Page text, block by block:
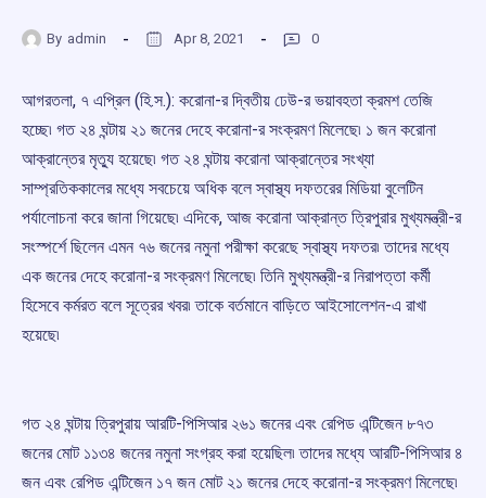
By admin Apr 8, 2021 0
আগরতলা, ৭ এপ্রিল (হি.স.): করোনা-র দ্বিতীয় ঢেউ-র ভয়াবহতা ক্রমশ তেজি
হচ্ছে৷ গত ২৪ ঘন্টায় ২১ জনের দেহে করোনা-র সংক্রমণ মিলেছে৷ ১ জন করোনা
আক্রান্তের মৃত্যু হয়েছে৷ গত ২৪ ঘন্টায় করোনা আক্রান্তের সংখ্যা
সাম্প্রতিককালের মধ্যে সবচেয়ে অধিক বলে স্বাস্থ্য দফতরের মিডিয়া বুলেটিন
পর্যালোচনা করে জানা গিয়েছে৷ এদিকে, আজ করোনা আক্রান্ত ত্রিপুরার মুখ্যমন্ত্রী-র
সংস্পর্শে ছিলেন এমন ৭৬ জনের নমুনা পরীক্ষা করেছে স্বাস্থ্য দফতর৷ তাদের মধ্যে
এক জনের দেহে করোনা-র সংক্রমণ মিলেছে৷ তিনি মুখ্যমন্ত্রী-র নিরাপত্তা কর্মী
হিসেবে কর্মরত বলে সূত্রের খবর৷ তাকে বর্তমানে বাড়িতে আইসোলেশন-এ রাখা
হয়েছে৷
গত ২৪ ঘন্টায় ত্রিপুরায় আরটি-পিসিআর ২৬১ জনের এবং রেপিড এন্টিজেন ৮৭৩
জনের মোট ১১৩৪ জনের নমুনা সংগ্রহ করা হয়েছিল৷ তাদের মধ্যে আরটি-পিসিআর ৪
জন এবং রেপিড এন্টিজেন ১৭ জন মোট ২১ জনের দেহে করোনা-র সংক্রমণ মিলেছে৷